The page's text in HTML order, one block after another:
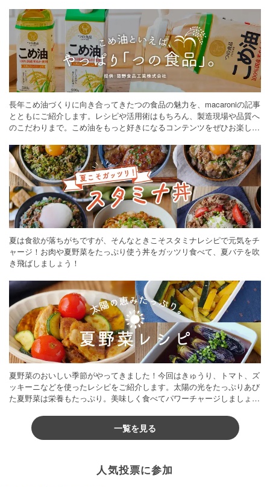
長年こめ油づくりに向き合ってきたつの食品の魅力を、macaroniの記事
とともにご紹介します。レシピや活用術はもちろん、製造現場や品質へ
のこだわりまで。こめ油をもっと好きになるコンテンツをぜひお楽しみ
夏は食欲が落ちがちですが、そんなときこそスタミナレシピで元気をチ
ャージ！お肉や夏野菜をたっぷり使う丼をガッツリ食べて、夏バテを吹
き飛ばしましょう！
夏野菜のおいしい季節がやってきました！今回はきゅうり、トマト、ズ
ッキーニなどを使ったレシピをご紹介します。太陽の光をたっぷりあび
た夏野菜は栄養もたっぷり。美味しく食べてパワーチャージしましょう
一覧を見る
人気投票に参加